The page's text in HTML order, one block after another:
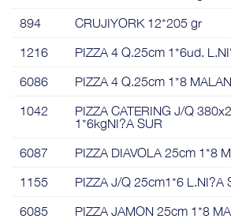
894 CRUJIYORK 12*205 gr
1216 PIZZA 4 Q.25cm 1*6ud.
6086 PIZZA 4 Q.25cm 1*8 MALAN
1042
PIZZA CATERING J/Q
1*6kgNI?A SUR
6087 PIZZA DIAVOLA 25cm 1*8
1155 PIZZA J/Q 25cm1*6 L.NI?A
6085 PIZZA JAMON 25cm 1*8